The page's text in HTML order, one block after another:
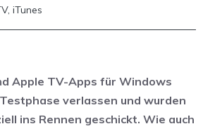
, iTunes
Apple TV-Apps für Windows
verlassen und wurden
ins Rennen geschickt. Wie auch